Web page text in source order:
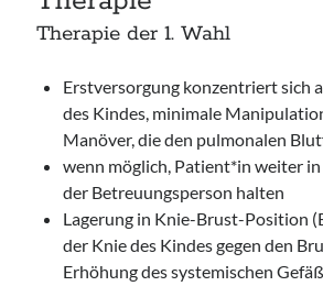
Therapie der 1. Wahl
Erstversorgung konzentriert sich
des Kindes, minimale
Manöver, die den pulmonalen
wenn möglich, Patient*in weiter
der Betreuungsperson halten
Lagerung in Knie-Brust-Position
der Knie des Kindes gegen den
Erhöhung des systemischen